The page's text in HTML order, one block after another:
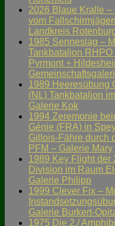
2026 Blaue Kralle
vom
Landkreis
1985 Senneslag –
Tankbataljon
Pyrmont +
1989 Heeresübung
(NL) Tankbataljon
Galerie Kok
1994 Zeremonie
Génie (FRA) in
Gillois-Fähre durch
PFM – Galerie Mary
1989 Key Flight der
Division im Raum
Galerie Philipp
1999 Clever Fix –
Galerie Burkert-
1975 Die 2./